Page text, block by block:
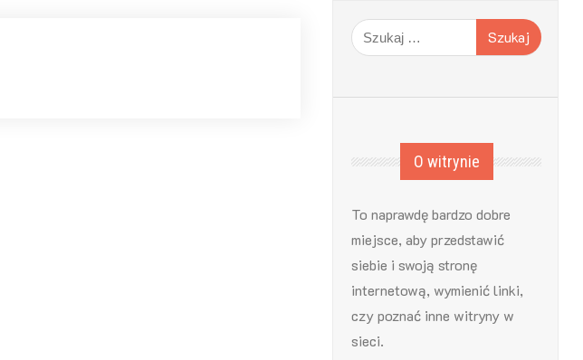
Szukaj:
O witrynie
To naprawdę bardzo dobre
miejsce, aby przedstawić
siebie i swoją stronę
internetową, wymienić linki,
czy poznać inne witryny w
sieci.